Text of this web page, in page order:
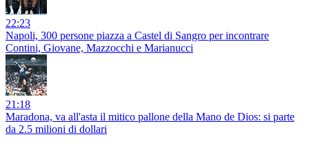
22:23
Napoli, 300 persone piazza a Castel di Sangro per incontrare
Contini, Giovane, Mazzocchi e Marianucci
21:18
Maradona, va all'asta il mitico pallone della Mano de Dios: si parte
da 2.5 milioni di dollari